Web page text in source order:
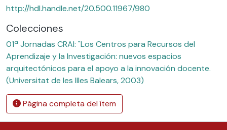
http://hdl.handle.net/20.500.11967/980
Colecciones
01ª Jornadas CRAI: "Los Centros para Recursos del
Aprendizaje y la Investigación: nuevos espacios
arquitectónicos para el apoyo a la innovación docente.
(Universitat de les Illes Balears, 2003)
Página completa del ítem